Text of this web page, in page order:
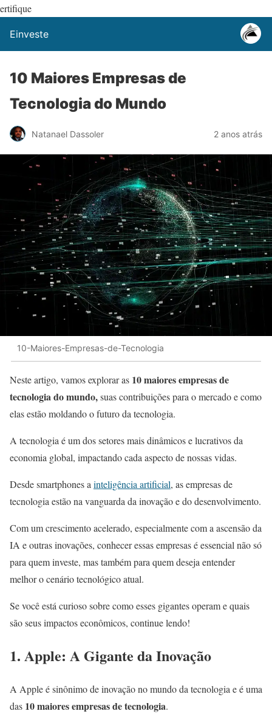
ertifique
Einveste
10 Maiores Empresas de
Tecnologia do Mundo
Natanael Dassoler 2 anos atrás
10-Maiores-Empresas-de-Tecnologia
Neste artigo, vamos explorar as 10 maiores empresas de
tecnologia do mundo,suas contribuições para o mercado e como
elas estão moldando o futuro da tecnologia.
A tecnologia é um dos setores mais dinâmicos e lucrativos da
economia global, impactando cada aspecto de nossas vidas.
Desde smartphones a inteligência artificial, as empresas de
tecnologia estão na vanguarda da inovação e do desenvolvimento.
Com um crescimento acelerado, especialmente com a ascensão da
IA e outras inovações, conhecer essas empresas é essencial não só
para quem investe, mas também para quem deseja entender
melhor o cenário tecnológico atual.
Se você está curioso sobre como esses gigantes operam e quais
são seus impactos econômicos, continue lendo!
1. Apple: A Gigante da Inovação
A Apple é sinônimo de inovação no mundo da tecnologia e é uma
das 10 maiores empresas de tecnologia.